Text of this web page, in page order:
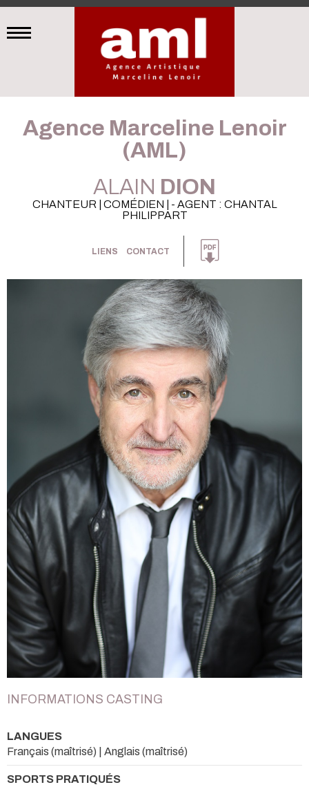
Agence Marceline Lenoir
(AML)
ALAIN DION
CHANTEUR | COMÉDIEN | - AGENT : CHANTAL
PHILIPPART
LIENS CONTACT
INFORMATIONS CASTING
LANGUES
Français (maîtrisé) | Anglais (maîtrisé)
SPORTS PRATIQUÉS